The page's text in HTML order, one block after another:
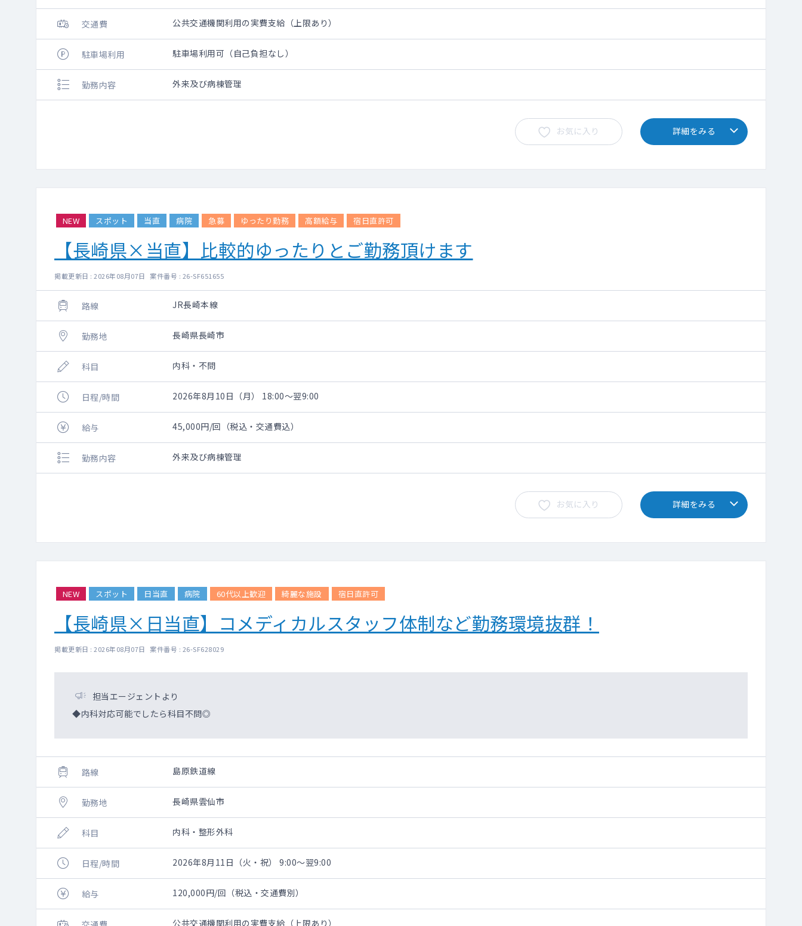
交通費 公共交通機関利用の実費支給（上限あり）
駐車場利用 駐車場利用可（自己負担なし）
勤務内容 外来及び病棟管理
お気に入り 詳細をみる
NEW スポット 当直 病院 急募 ゆったり勤務 高額給与 宿日直許可
【長崎県×当直】比較的ゆったりとご勤務頂けます
掲載更新日 : 2026年08月07日 案件番号 : 26-SF651655
路線 JR長崎本線
勤務地 長崎県長崎市
科目 内科・不問
日程/時間 2026年8月10日（月） 18:00～翌9:00
給与 45,000円/回（税込・交通費込）
勤務内容 外来及び病棟管理
お気に入り 詳細をみる
NEW スポット 日当直 病院 60代以上歓迎 綺麗な施設 宿日直許可
【長崎県×日当直】コメディカルスタッフ体制など勤務環境抜群！
掲載更新日 : 2026年08月07日 案件番号 : 26-SF628029
担当エージェントより
◆内科対応可能でしたら科目不問◎
路線 島原鉄道線
勤務地 長崎県雲仙市
科目 内科・整形外科
日程/時間 2026年8月11日（火・祝） 9:00～翌9:00
給与 120,000円/回（税込・交通費別）
公共交通機関利用の実費支給（上限あり）